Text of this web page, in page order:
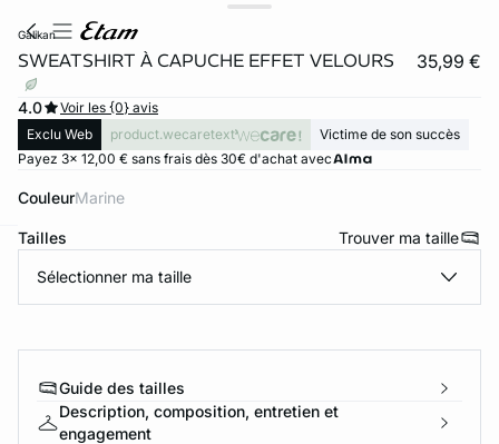
galikan
SWEATSHIRT À CAPUCHE EFFET VELOURS 35,99 €
4.0
Voir les {0} avis
Exclu Web
product.wecaretext
Victime de son succès
Payez 3x 12,00 € sans frais dès 30€ d'achat avec
Couleur marine
Tailles Trouver ma taille
Sélectionner ma taille
Guide des tailles
Description, composition, entretien et
engagement